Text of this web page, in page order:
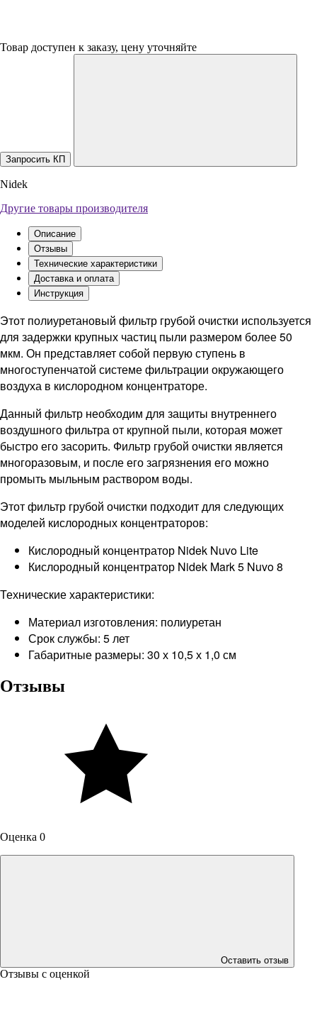
Товар доступен к заказу, цену уточняйте
Запросить КП
Nidek
Другие товары производителя
Описание
Отзывы
Технические характеристики
Доставка и оплата
Инструкция
Этот полиуретановый фильтр грубой очистки используется
для задержки крупных частиц пыли размером более 50
мкм. Он представляет собой первую ступень в
многоступенчатой системе фильтрации окружающего
воздуха в кислородном концентраторе.
Данный фильтр необходим для защиты внутреннего
воздушного фильтра от крупной пыли, которая может
быстро его засорить. Фильтр грубой очистки является
многоразовым, и после его загрязнения его можно
промыть мыльным раствором воды.
Этот фильтр грубой очистки подходит для следующих
моделей кислородных концентраторов:
Кислородный концентратор Nidek Nuvo Lite
Кислородный концентратор Nidek Mark 5 Nuvo 8
Технические характеристики:
Материал изготовления: полиуретан
Срок службы: 5 лет
Габаритные размеры: 30 х 10,5 х 1,0 см
Отзывы
Оценка 0
Оставить отзыв
Отзывы с оценкой